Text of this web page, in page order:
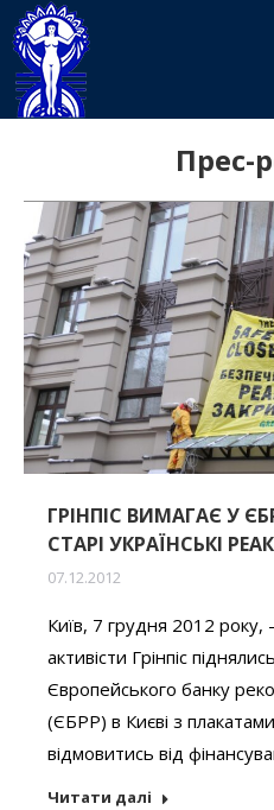
Прес-
ГРІНПІС ВИМАГАЄ У
СТАРІ УКРАЇНСЬКІ
07.12.2012
Київ, 7 грудня 2012 року,
активісти Грінпіс
Європейського банку
(ЄБРР) в Києві з
відмовитись від
Читати далі